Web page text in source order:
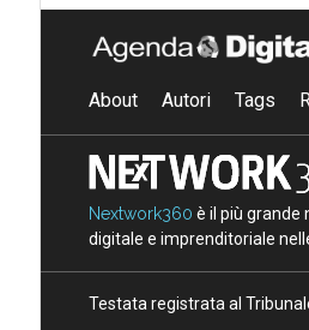
About Autori Tags
Nextwork360 è il più grande
digitale e imprenditoriale
Testata registrata al